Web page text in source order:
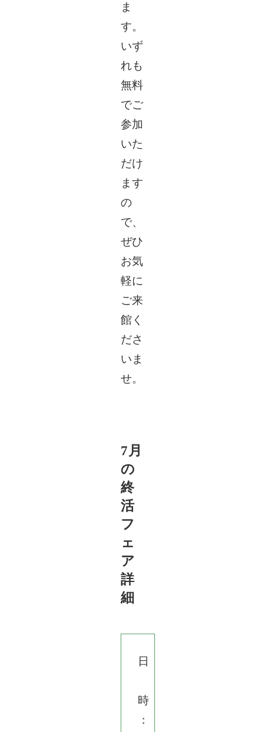
ま
す。
いず
れも
無料
でご
参加
いた
だけ
ます
の
で、
ぜひ
お気
軽に
ご来
館く
ださ
いま
せ。
7月
の
終
活
フ
ェ
ア
詳
細
日
時
：